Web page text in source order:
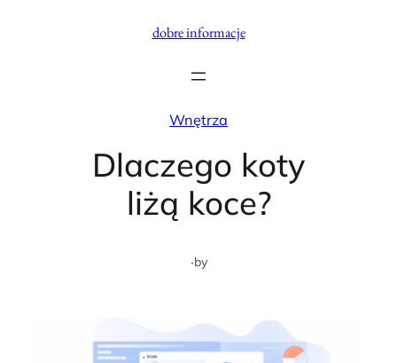
dobre informacje
Wnętrza
Dlaczego koty
liżą koce?
·by